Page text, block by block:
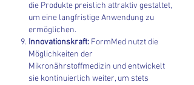
die Produkte preislich attraktiv gestaltet,
um eine langfristige Anwendung zu
ermöglichen.
Innovationskraft: FormMed nutzt die
Möglichkeiten der
Mikronährstoffmedizin und entwickelt
sie kontinuierlich weiter, um stets